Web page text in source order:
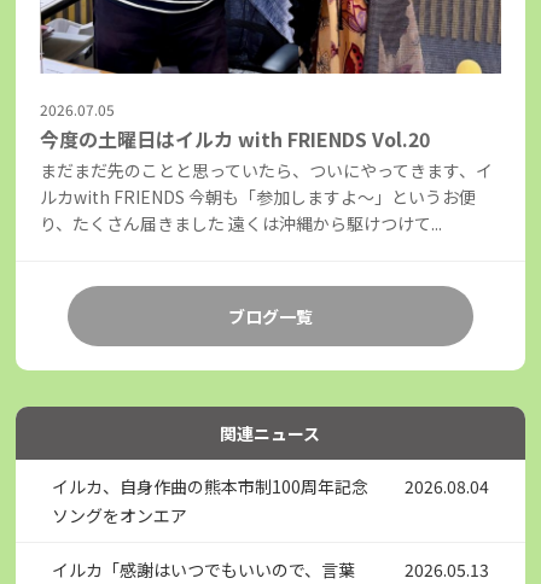
2026.07.05
今度の土曜日はイルカ with FRIENDS Vol.20
まだまだ先のことと思っていたら、ついにやってきます、イ
ルカwith FRIENDS 今朝も「参加しますよ～」というお便
り、たくさん届きました 遠くは沖縄から駆けつけて...
ブログ一覧
関連ニュース
イルカ、自身作曲の熊本市制100周年記念
ソングをオンエア
2026.08.04
イルカ「感謝はいつでもいいので、言葉
2026.05.13